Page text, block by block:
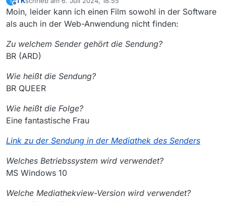
Offlinezuletzt editiert von
Moin, leider kann ich einen Film sowohl in der Software
als auch in der Web-Anwendung nicht finden:
Zu welchem Sender gehört die Sendung?
BR (ARD)
Wie heißt die Sendung?
BR QUEER
Wie heißt die Folge?
Eine fantastische Frau
Link zu der Sendung in der Mediathek des Senders
Welches Betriebssystem wird verwendet?
MS Windows 10
Welche Mediathekview-Version wird verwendet?